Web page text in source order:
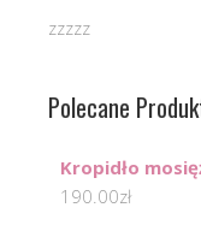
zzzzz
Polecane
Kropidło
190.00zł